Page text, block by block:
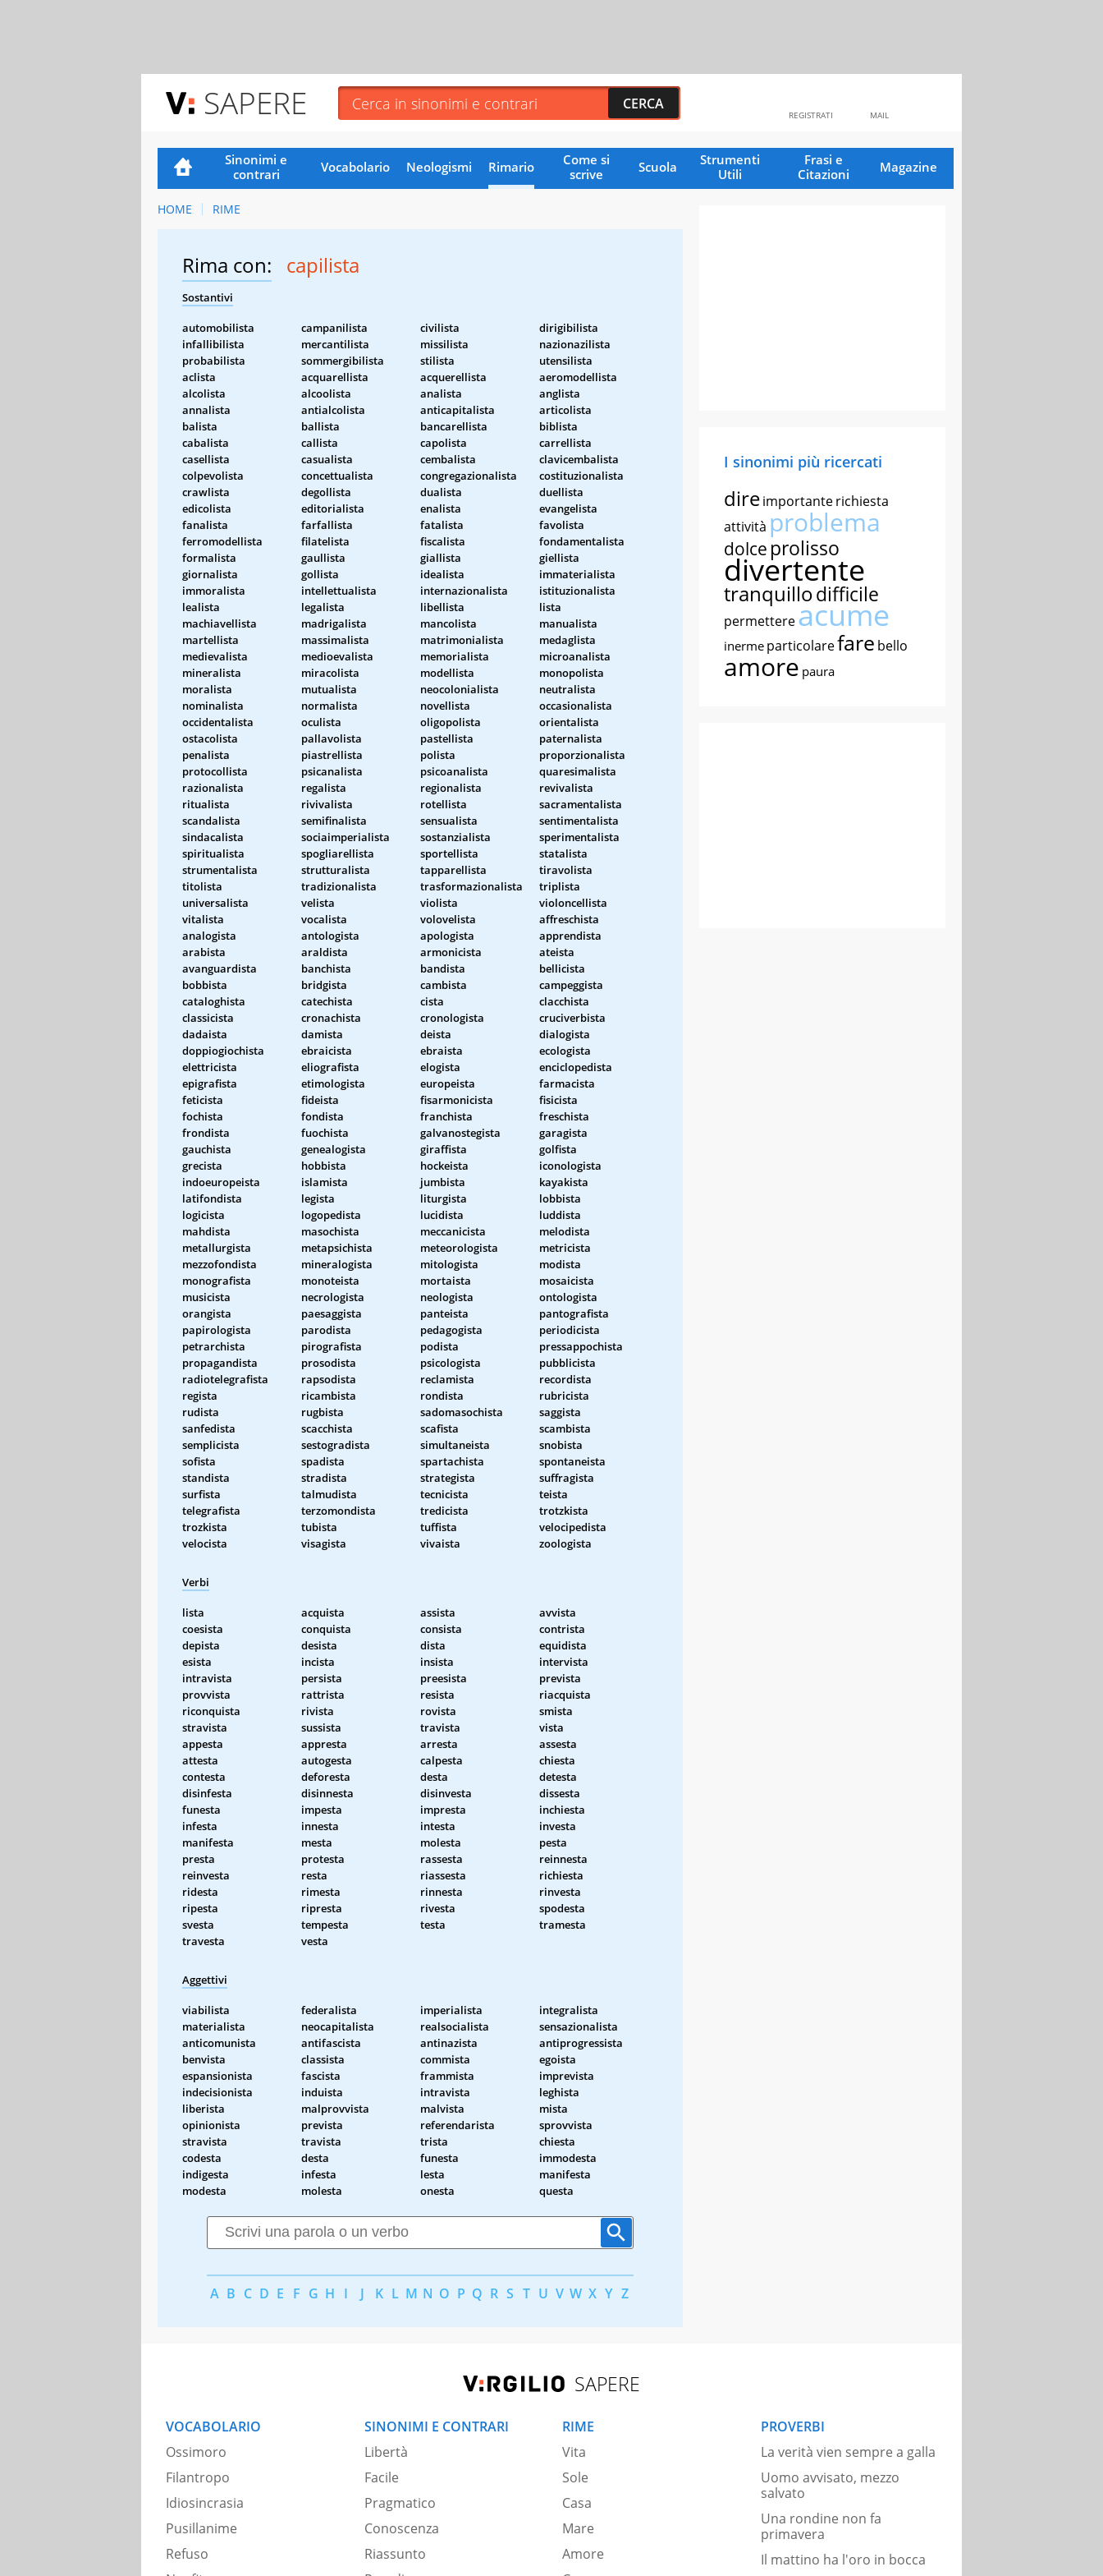
SAPERE MAIL
REGISTRATI
Sinonimi e
contrari
Vocabolario Neologismi Rimario
Come si
scrive
Scuola
Strumenti
Utili
Frasi e
Citazioni
Magazine
HOME RIME
Rima con: capilista
Sostantivi
automobilista campanilista civilista
dirigibilista
infallibilista
mercantilista missilista
nazionazilista
probabilista
sommergibilista stilista
utensilista
aclista
acquarellista acquerellista
aeromodellista
alcolista
alcoolista analista
anglista
annalista
antialcolista anticapitalista
articolista
balista
ballista bancarellista
biblista
cabalista
callista capolista
carrellista
casellista
casualista cembalista
clavicembalista
colpevolista
concettualista congregazionalista
costituzionalista
crawlista
degollista dualista
duellista
edicolista
editorialista enalista
evangelista
fanalista
farfallista fatalista
favolista
ferromodellista
filatelista fiscalista
fondamentalista
formalista
gaullista giallista
giellista
giornalista
gollista idealista
immaterialista
immoralista
intellettualista internazionalista
istituzionalista
lealista
legalista libellista
lista
machiavellista
madrigalista mancolista
manualista
martellista
massimalista matrimonialista
medaglista
medievalista
medioevalista memorialista
microanalista
mineralista
miracolista modellista
monopolista
moralista
mutualista neocolonialista
neutralista
nominalista
normalista novellista
occasionalista
occidentalista
oculista oligopolista
orientalista
ostacolista
pallavolista pastellista
paternalista
penalista
piastrellista polista
proporzionalista
protocollista
psicanalista psicoanalista
quaresimalista
razionalista
regalista regionalista
revivalista
ritualista
rivivalista rotellista
sacramentalista
scandalista
semifinalista sensualista
sentimentalista
sindacalista
sociaimperialista sostanzialista
sperimentalista
spiritualista
spogliarellista sportellista
statalista
strumentalista
strutturalista tapparellista
tiravolista
titolista
tradizionalista trasformazionalista
triplista
universalista
velista violista
violoncellista
vitalista
vocalista volovelista
affreschista
analogista
antologista apologista
apprendista
arabista
araldista armonicista
ateista
avanguardista
banchista bandista
bellicista
bobbista
bridgista cambista
campeggista
cataloghista
catechista cista
clacchista
classicista
cronachista cronologista
cruciverbista
dadaista
damista deista
dialogista
doppiogiochista
ebraicista ebraista
ecologista
elettricista
eliografista elogista
enciclopedista
epigrafista
etimologista europeista
farmacista
feticista
fideista fisarmonicista
fisicista
fochista
fondista franchista
freschista
frondista
fuochista galvanostegista
garagista
gauchista
genealogista giraffista
golfista
grecista
hobbista hockeista
iconologista
indoeuropeista
islamista jumbista
kayakista
latifondista
legista liturgista
lobbista
logicista
logopedista lucidista
luddista
mahdista
masochista meccanicista
melodista
metallurgista
metapsichista meteorologista
metricista
mezzofondista
mineralogista mitologista
modista
monografista
monoteista mortaista
mosaicista
musicista
necrologista neologista
ontologista
orangista
paesaggista panteista
pantografista
papirologista
parodista pedagogista
periodicista
petrarchista
pirografista podista
pressappochista
propagandista
prosodista psicologista
pubblicista
radiotelegrafista
rapsodista reclamista
recordista
regista
ricambista rondista
rubricista
rudista
rugbista sadomasochista
saggista
sanfedista
scacchista scafista
scambista
semplicista
sestogradista simultaneista
snobista
sofista
spadista spartachista
spontaneista
standista
stradista strategista
suffragista
surfista
talmudista tecnicista
teista
telegrafista
terzomondista tredicista
trotzkista
trozkista
tubista tuffista
velocipedista
velocista
visagista vivaista zoologista
Verbi
lista acquista assista
avvista
coesista
conquista consista
contrista
depista
desista dista
equidista
esista
incista insista
intervista
intravista
persista preesista
prevista
provvista
rattrista resista
riacquista
riconquista
rivista rovista
smista
stravista
sussista travista
vista
appesta
appresta arresta
assesta
attesta
autogesta calpesta
chiesta
contesta
deforesta desta
detesta
disinfesta
disinnesta disinvesta
dissesta
funesta
impesta impresta
inchiesta
infesta
innesta intesta
investa
manifesta
mesta molesta
pesta
presta
protesta rassesta
reinnesta
reinvesta
resta riassesta
richiesta
ridesta
rimesta rinnesta
rinvesta
ripesta
ripresta rivesta
spodesta
svesta
tempesta testa
tramesta
travesta
vesta
Aggettivi
viabilista federalista imperialista
integralista
materialista
neocapitalista realsocialista
sensazionalista
anticomunista
antifascista antinazista
antiprogressista
benvista
classista commista
egoista
espansionista
fascista frammista
imprevista
indecisionista
induista intravista
leghista
liberista
malprovvista malvista
mista
opinionista
prevista referendarista
sprovvista
stravista
travista trista
chiesta
codesta
desta funesta
immodesta
indigesta
infesta lesta
manifesta
modesta
molesta onesta questa
A B C D E F G H I J K L M N O P Q R S T U V W X Y Z
I sinonimi più ricercati
direimportanterichiesta
attività problema
dolce prolisso
divertente
tranquillodifficile
permettereacume
inerme particolarefare bello
amore paura
SAPERE
VOCABOLARIO
Ossimoro
Filantropo
Idiosincrasia
Pusillanime
Refuso
SINONIMI E CONTRARI
Libertà
Facile
Pragmatico
Conoscenza
Riassunto
RIME
Vita
Sole
Casa
Mare
Amore
PROVERBI
La verità vien sempre a galla
Uomo avvisato, mezzo
salvato
Una rondine non fa
primavera
Il mattino ha l'oro in bocca